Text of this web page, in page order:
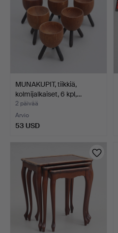
MUNAKUPIT, tiikkiä,
kolmijalkaiset, 6 kpl,…
2 päivää
Arvio
53 USD